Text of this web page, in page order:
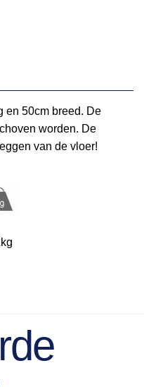
en 50cm breed. De
worden. De
van de vloer!